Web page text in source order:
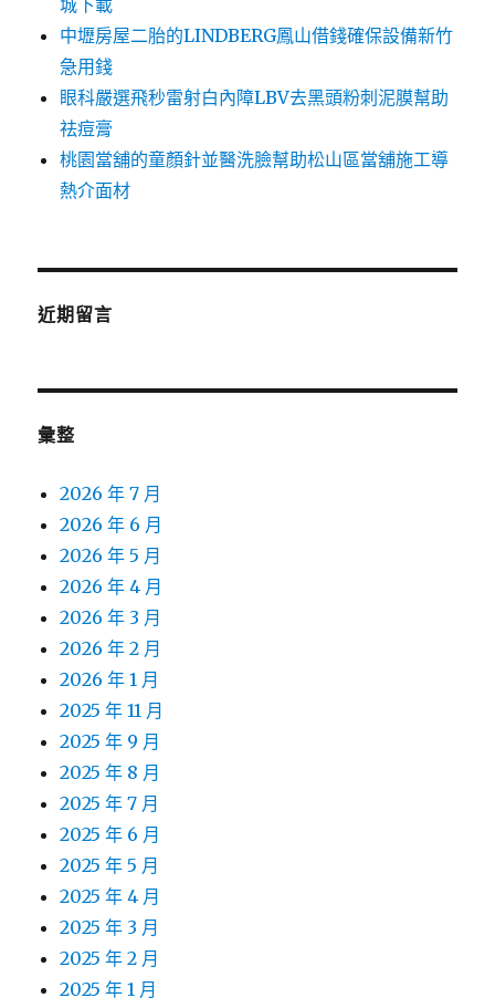
城下載
中壢房屋二胎的LINDBERG鳳山借錢確保設備新竹
急用錢
眼科嚴選飛秒雷射白內障LBV去黑頭粉刺泥膜幫助
祛痘膏
桃園當舖的童顏針並醫洗臉幫助松山區當舖施工導
熱介面材
近期留言
彙整
2026 年 7 月
2026 年 6 月
2026 年 5 月
2026 年 4 月
2026 年 3 月
2026 年 2 月
2026 年 1 月
2025 年 11 月
2025 年 9 月
2025 年 8 月
2025 年 7 月
2025 年 6 月
2025 年 5 月
2025 年 4 月
2025 年 3 月
2025 年 2 月
2025 年 1 月